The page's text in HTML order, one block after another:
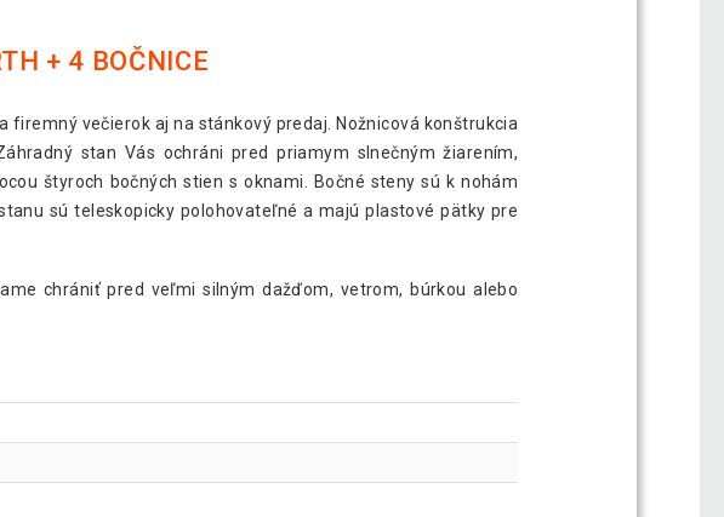
+ 4 BOČNICE
večierok aj na stánkový predaj. Nožnicová konštrukcia
stan Vás ochráni pred priamym slnečným žiarením,
štyroch bočných stien s oknami. Bočné steny sú k nohám
sú teleskopicky polohovateľné a majú plastové pätky pre
chrániť pred veľmi silným dažďom, vetrom, búrkou alebo